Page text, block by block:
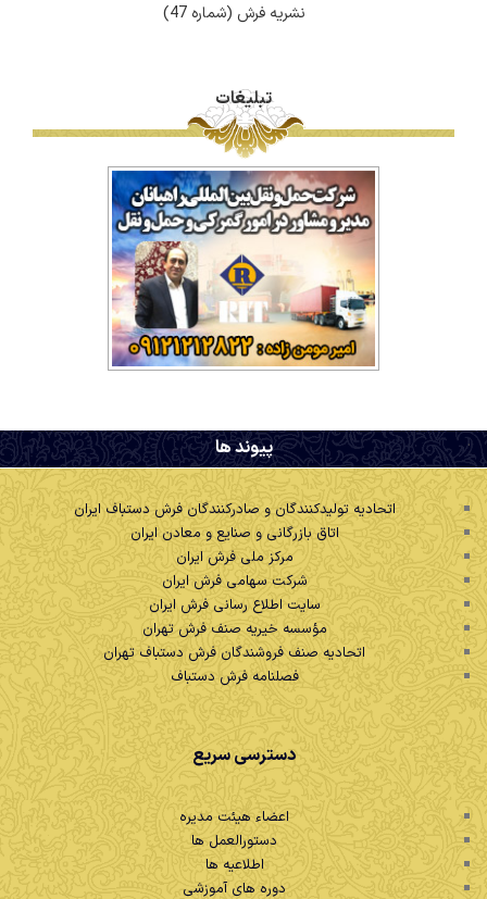
نشریه فرش (شماره 47)
تبلیغات
. پیوند ها
اتحادیه تولیدکنندگان و صادرکنندگان فرش دستباف ایران
اتاق بازرگانی و صنایع و معادن ایران
مرکز ملی فرش ایران
شرکت سهامی فرش ایران
سایت اطلاع رسانی فرش ایران
مؤسسه خیریه صنف فرش تهران
اتحادیه صنف فروشندگان فرش دستباف تهران
فصلنامه فرش دستباف
دسترسی سریع
اعضاء هیئت مدیره
دستورالعمل ها
اطلاعیه ها
دوره های آموزشی